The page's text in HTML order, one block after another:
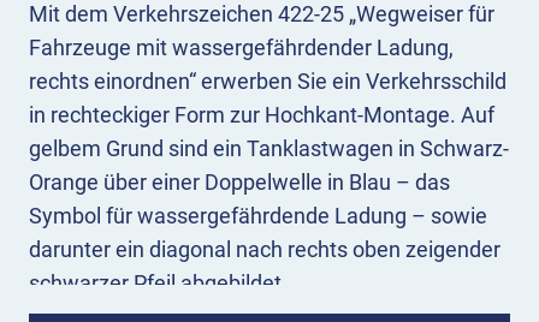
Mit dem Verkehrszeichen 422-25 „Wegweiser für
Fahrzeuge mit wassergefährdender Ladung,
rechts einordnen“ erwerben Sie ein Verkehrsschild
in rechteckiger Form zur Hochkant-Montage. Auf
gelbem Grund sind ein Tanklastwagen in Schwarz-
Orange über einer Doppelwelle in Blau – das
Symbol für wassergefährdende Ladung – sowie
darunter ein diagonal nach rechts oben zeigender
schwarzer Pfeil abgebildet.